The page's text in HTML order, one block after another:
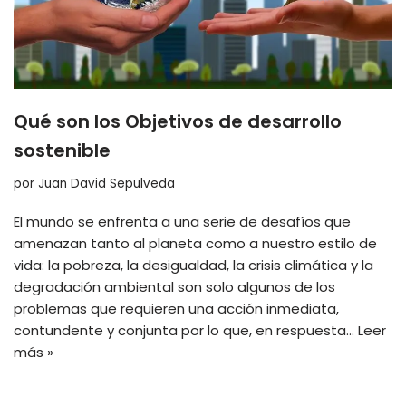
Qué son los Objetivos de desarrollo
sostenible
por Juan David Sepulveda
El mundo se enfrenta a una serie de desafíos que
amenazan tanto al planeta como a nuestro estilo de
vida: la pobreza, la desigualdad, la crisis climática y la
degradación ambiental son solo algunos de los
problemas que requieren una acción inmediata,
contundente y conjunta por lo que, en respuesta… Leer
más »